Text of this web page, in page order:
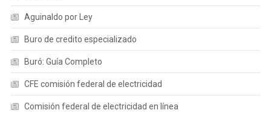
Aguinaldo por Ley
Buro de credito especializado
Buró: Guía Completo
CFE comisión federal de electricidad
Comisión federal de electricidad en línea